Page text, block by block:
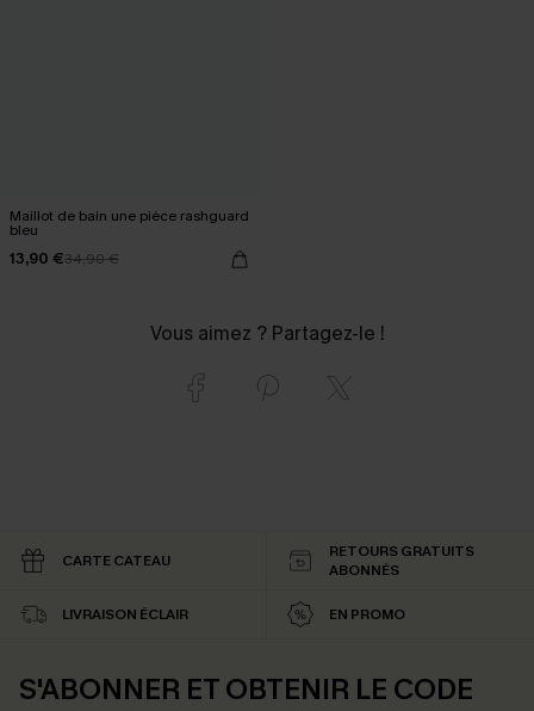
Maillot de bain une pièce rashguard
bleu
13,90 €34,90 €
Vous aimez ? Partagez-le !
CARTE CATEAU
RETOURS GRATUITS
ABONNÉS
LIVRAISON ÉCLAIR EN PROMO
S'ABONNER ET OBTENIR LE CODE